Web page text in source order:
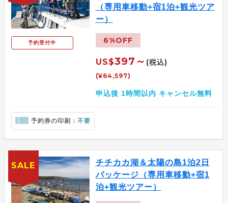
予約受付中
（専用車移動+宿1泊+観光ツア
ー）
6%OFF
US$397～ (税込)
(¥64,597)
申込後 1時間以内 キャンセル無料
予約券の印刷： 不要
チチカカ湖＆太陽の島1泊2日
パッケージ（専用車移動+宿1
泊+観光ツアー）
SALE